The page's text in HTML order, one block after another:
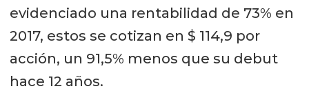
evidenciado una rentabilidad de 73% en
2017, estos se cotizan en $ 114,9 por
acción, un 91,5% menos que su debut
hace 12 años.